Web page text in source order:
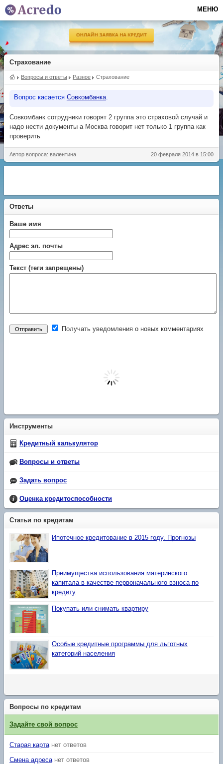
Страхование
Вопросы и ответы Разное Страхование
Вопрос касается Совкомбанка.
Совкомбанк сотрудники говорят 2 группа это страховой случай и
надо нести документы а Москва говорит нет только 1 группа как
проверить
20 февраля 2014 в 15:00
Автор вопроса: валентина
Ответы
Ваше имя
Адрес эл. почты
Текст (теги запрещены)
Получать уведомления о новых комментариях
Инструменты
Кредитный калькулятор
Вопросы и ответы
Задать вопрос
Оценка кредитоспособности
Статьи по кредитам
Ипотечное кредитование в 2015 году. Прогнозы
Преимущества использования материнского
капитала в качестве первоначального взноса по
кредиту
Покупать или снимать квартиру
Особые кредитные программы для льготных
категорий населения
Вопросы по кредитам
Задайте свой вопрос
Старая карта нет ответов
Смена адреса нет ответов
МЕНЮ